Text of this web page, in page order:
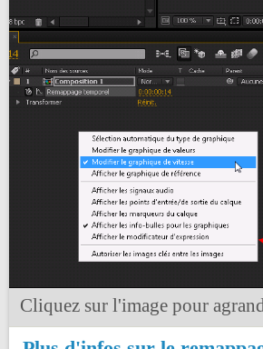
Cliquez sur l'image pour